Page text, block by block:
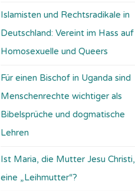
Islamisten und Rechtsradikale in
Deutschland: Vereint im Hass auf
Homosexuelle und Queers
Für einen Bischof in Uganda sind
Menschenrechte wichtiger als
Bibelsprüche und dogmatische
Lehren
Ist Maria, die Mutter Jesu Christi,
eine „Leihmutter“?